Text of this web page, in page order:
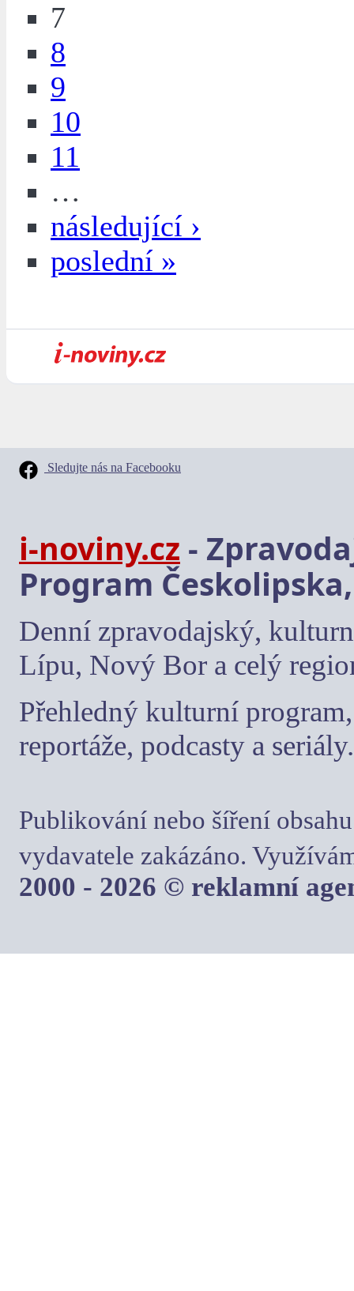
7
8
9
10
11
…
následující ›
poslední »
Sledujte nás na Facebooku
i-noviny.cz -
Program
Denní zpravodajský,
Lípu, Nový Bor a celý
Přehledný kulturní
reportáže, podcasty a seriály.
Publikování nebo šíření
vydavatele zakázáno.
2000 - 2026 © reklamní